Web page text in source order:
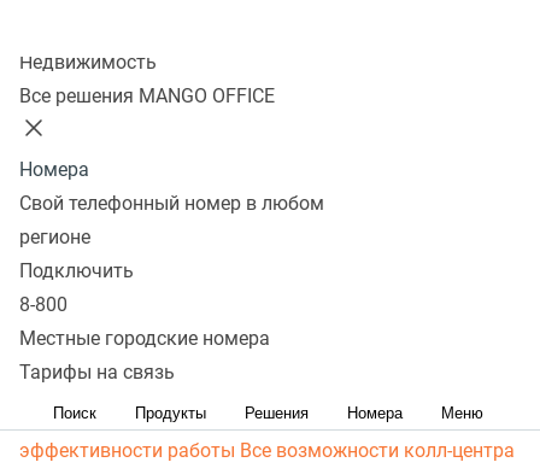
Недвижимость
Все решения MANGO OFFICE
Номера
Свой телефонный номер в любом
регионе
Подключить
8-800
Местные городские номера
Тарифы на связь
Поиск Продукты Решения Номера Меню
рассылкиРаспределение звонков
Интеграция с ОПДкРКАвтоинформатор
Автосекретарь
возможности ВАТС
Контакт-центр
Омниканальный контакт-центр
Омниканальные коммуникации
персоналом
отчетовРобот-администратор
ресурсами База знаний
(API) для УВК (CRM)Чат для сайта
Оценка
эффективности работы Все возможности колл-центра